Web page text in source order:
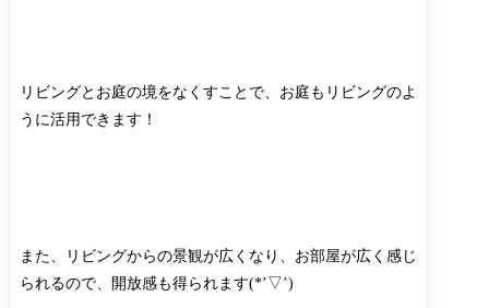
リビングとお庭の境をなくすことで、お庭もリビングのよ
うに活用できます！
また、リビングからの景観が広くなり、お部屋が広く感じ
られるので、開放感も得られます(*’▽’)